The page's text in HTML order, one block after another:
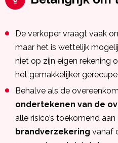
De verkoper vraagt vaak
maar het is wettelijk
niet op zijn eigen rekening
het gemakkelijker
Behalve als de
ondertekenen van de
alle risico’s toekomend
brandverzekering vanaf